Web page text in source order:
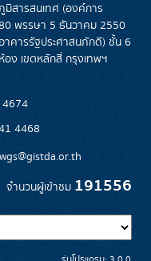
มิสารสนเทศ (องค์การ
พรรษา 5 ธันวาคม 2550
าคารรัฐประศาสนภักดี) ชั้น 6
ง เขตหลักสี่ กรุงเทพฯ
4674
4468
จำนวนผู้เข้าชม 191556